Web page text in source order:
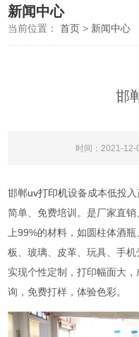
新闻中心
当前位置：首页 > 新闻中心
邯
时间：2021-12-
邯郸uv打印机设备成本低投
简单、免费培训。是厂家直
上99%的材料，如圆柱体酒
板、玻璃、皮革、玩具、手
实现个性定制，打印幅面大
询，免费打样，体验色彩。